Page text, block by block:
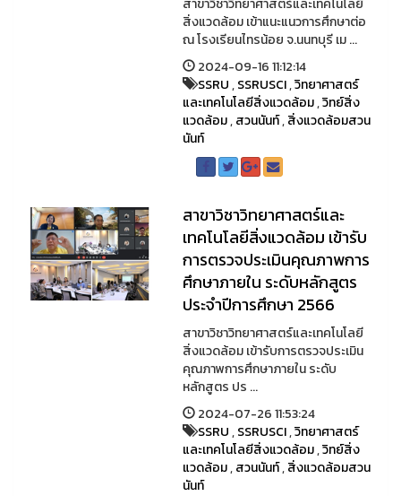
สาขาวิชาวิทยาศาสตร์และเทคโนโลยี
สิ่งแวดล้อม เข้าแนะแนวการศึกษาต่อ
ณ โรงเรียนไทรน้อย จ.นนทบุรี เม ...
2024-09-16 11:12:14
SSRU,SSRUSCI,วิทยาศาสตร์
และเทคโนโลยีสิ่งแวดล้อม,วิทย์สิ่ง
แวดล้อม,สวนนันท์,สิ่งแวดล้อมสวน
นันท์
สาขาวิชาวิทยาศาสตร์และ
เทคโนโลยีสิ่งแวดล้อม เข้ารับ
การตรวจประเมินคุณภาพการ
ศึกษาภายใน ระดับหลักสูตร
ประจำปีการศึกษา 2566
สาขาวิชาวิทยาศาสตร์และเทคโนโลยี
สิ่งแวดล้อม เข้ารับการตรวจประเมิน
คุณภาพการศึกษาภายใน ระดับ
หลักสูตร ปร ...
2024-07-26 11:53:24
SSRU,SSRUSCI,วิทยาศาสตร์
และเทคโนโลยีสิ่งแวดล้อม,วิทย์สิ่ง
แวดล้อม,สวนนันท์,สิ่งแวดล้อมสวน
นันท์